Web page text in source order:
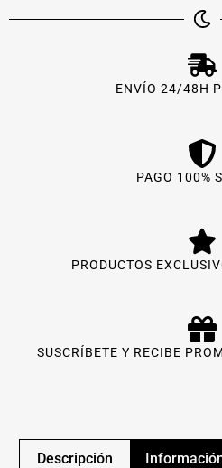
ENVÍO 24/48H
PAGO 100%
PRODUCTOS
SUSCRÍBETE Y RECIBE
Descripción